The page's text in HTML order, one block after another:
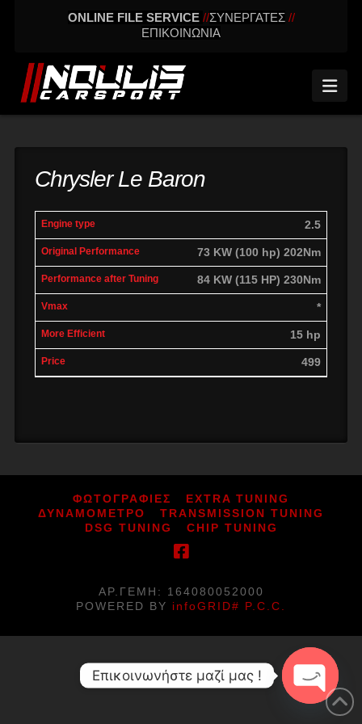
ONLINE FILE SERVICE //ΣΥΝΕΡΓΑΤΕΣ //
ΕΠΙΚΟΙΝΩΝΙΑ
Chrysler Le Baron
engine
type
performance
after tuning
Vmax2.5
73 KW (100 hp) 202Nm
84 KW (115 HP) 230Nm
*
15 hp
499
ΦΩΤΟΓΡΑΦΙΕΣ
EXTRA TUNING
ΔΥΝΑΜΟΜΕΤΡΟ
TRANSMISSION TUNING
DSG TUNING
CHIP TUNING
ΑΡ.ΓΕΜΗ: 164080052000
POWERED BY infoGRID# P.C.C.
Επικοινωνήστε μαζί μας !
Open